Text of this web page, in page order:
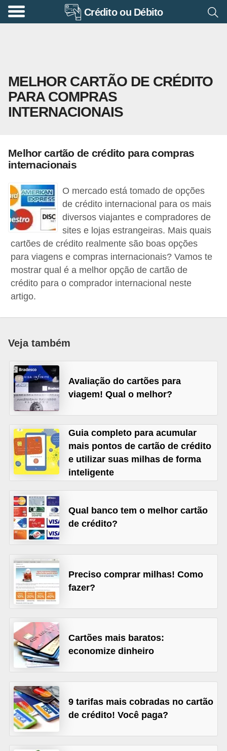
Crédito ou Débito
MELHOR CARTÃO DE CRÉDITO
PARA COMPRAS
INTERNACIONAIS
Melhor cartão de crédito para compras
internacionais
O mercado está tomado de opções
de crédito internacional para os mais
diversos viajantes e compradores de
sites e lojas estrangeiras. Mais quais
cartões de crédito realmente são boas opções
para viagens e compras internacionais? Vamos te
mostrar qual é a melhor opção de cartão de
crédito para o comprador internacional neste
artigo.
Veja também
Avaliação do cartões para
viagem! Qual o melhor?
Guia completo para acumular
mais pontos de cartão de crédito
e utilizar suas milhas de forma
inteligente
Qual banco tem o melhor cartão
de crédito?
Preciso comprar milhas! Como
fazer?
Cartões mais baratos:
economize dinheiro
9 tarifas mais cobradas no cartão
de crédito! Você paga?
A
e
n
t
o
i
a
B
a
n
c
o
s
e
n
t
i
i
ç
õ
s
f
i
n
a
n
c
e
i
r
a
s
C
â
m
b
i